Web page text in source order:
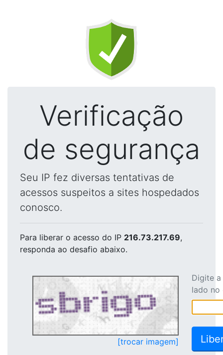
Verificação
de segurança
Seu IP fez diversas tentativas de
acessos suspeitos a sites hospedados
conosco.
Para liberar o acesso do IP 216.73.217.69,
responda ao desafio abaixo.
[trocar imagem]
Digite
lado no